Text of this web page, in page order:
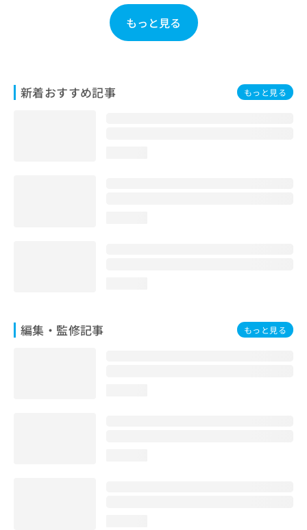
もっと見る
新着おすすめ記事 もっと見る
編集・監修記事 もっと見る
は